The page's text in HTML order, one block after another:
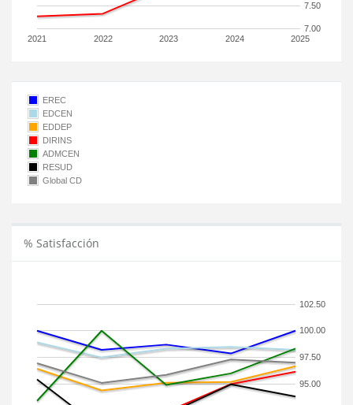
2021 2022 2023 2024 2025
7.00
7.50
EREC
EDCEN
EDDEP
DIRINS
ADMCEN
RESUD
Global CD
% Satisfacción
95.00
97.50
100.00
102.50